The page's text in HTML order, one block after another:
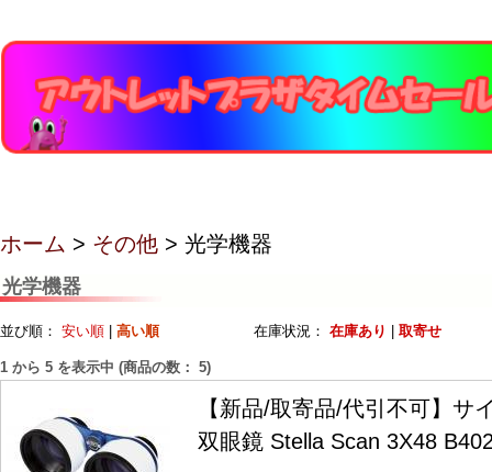
ホーム > その他 > 光学機器
光学機器
並び順： 安い順 高い順在庫状況： 在庫あり 取寄せ
1 から 5 を表示中 (商品の数： 5)
【新品/取寄品/代引不可】サ
双眼鏡 Stella Scan 3X48